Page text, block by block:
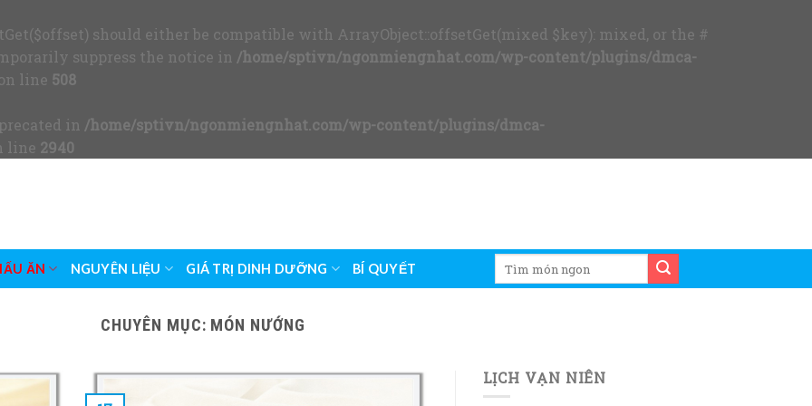
should either be compatible with ArrayObject::offsetGet(mixed $key): mixed, or the #
suppress the notice in /home/sptivn/ngonmiengnhat.com/wp-content/plugins/dmca-
line 508
in /home/sptivn/ngonmiengnhat.com/wp-content/plugins/dmca-
line 2940
ĂN NGUYÊN LIỆU GIÁ TRỊ DINH DƯỠNG BÍ QUYẾT
CHUYÊN MỤC: MÓN NƯỚNG
LỊCH VẠN NIÊN